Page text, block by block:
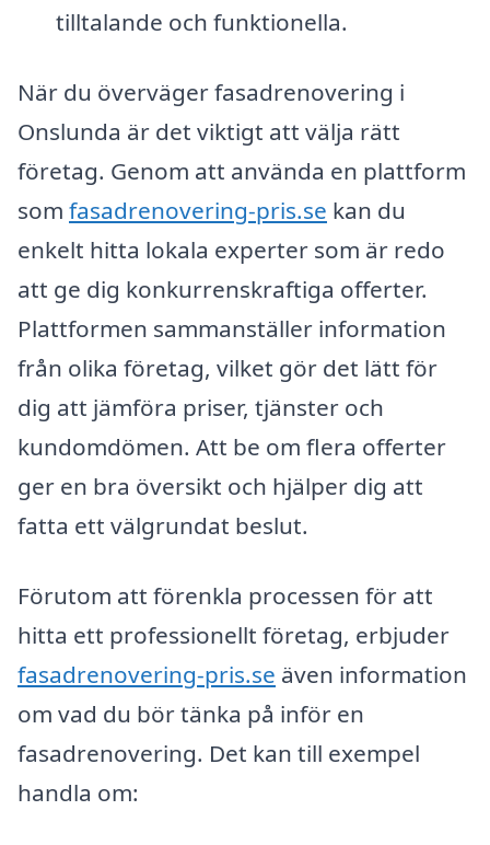
tilltalande och funktionella.
När du överväger fasadrenovering i
Onslunda är det viktigt att välja rätt
företag. Genom att använda en plattform
som fasadrenovering-pris.se kan du
enkelt hitta lokala experter som är redo
att ge dig konkurrenskraftiga offerter.
Plattformen sammanställer information
från olika företag, vilket gör det lätt för
dig att jämföra priser, tjänster och
kundomdömen. Att be om flera offerter
ger en bra översikt och hjälper dig att
fatta ett välgrundat beslut.
Förutom att förenkla processen för att
hitta ett professionellt företag, erbjuder
fasadrenovering-pris.se även information
om vad du bör tänka på inför en
fasadrenovering. Det kan till exempel
handla om: